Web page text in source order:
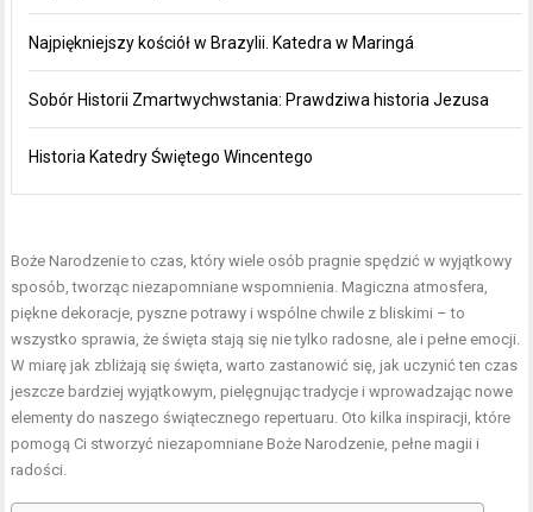
Najpiękniejszy kościół w Brazylii. Katedra w Maringá
Sobór Historii Zmartwychwstania: Prawdziwa historia Jezusa
Historia Katedry Świętego Wincentego
Boże Narodzenie to czas, który wiele osób pragnie spędzić w wyjątkowy
sposób, tworząc niezapomniane wspomnienia. Magiczna atmosfera,
piękne dekoracje, pyszne potrawy i wspólne chwile z bliskimi – to
wszystko sprawia, że święta stają się nie tylko radosne, ale i pełne emocji.
W miarę jak zbliżają się święta, warto zastanowić się, jak uczynić ten czas
jeszcze bardziej wyjątkowym, pielęgnując tradycje i wprowadzając nowe
elementy do naszego świątecznego repertuaru. Oto kilka inspiracji, które
pomogą Ci stworzyć niezapomniane Boże Narodzenie, pełne magii i
radości.